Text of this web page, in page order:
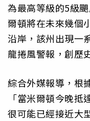
為最高等級的5級
爾頓將在未來幾個
沿岸，該州出現一
龍捲風警報，創歷
綜合外媒報導，根
「當米爾頓今晚
很可能已經接近大